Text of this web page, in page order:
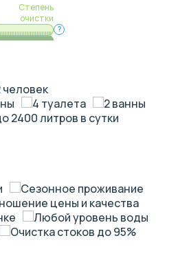
Степень
очистки
?
человек
4 туалета
2 ванны
2400 литров в сутки
Сезонное проживание
цены и качества
Любой уровень воды
Очистка стоков до 95%